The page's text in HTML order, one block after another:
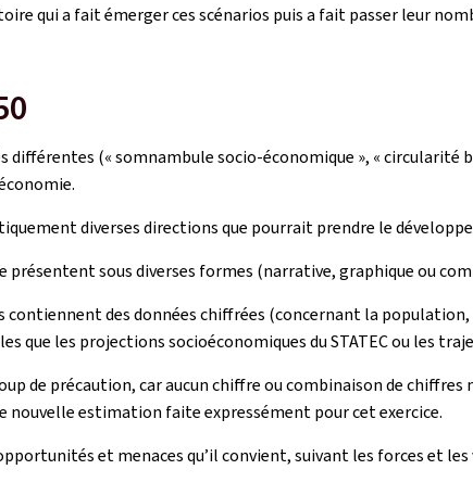
qui a fait émerger ces scénarios puis a fait passer leur
différentes (« somnambule socio-économique », «
diverses directions que pourrait prendre le
présentent sous diverses formes (narrative, graphique ou
des données chiffrées (concernant la
que les projections socioéconomiques du STATEC ou les
de précaution, car aucun chiffre ou combinaison de
nouvelle estimation faite expressément pour cet exercice.
et menaces qu’il convient, suivant les forces et